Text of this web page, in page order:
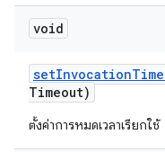
void
setInvocation
Timeout)
ตั้งค่าการหมดเวลาเรียกใช้